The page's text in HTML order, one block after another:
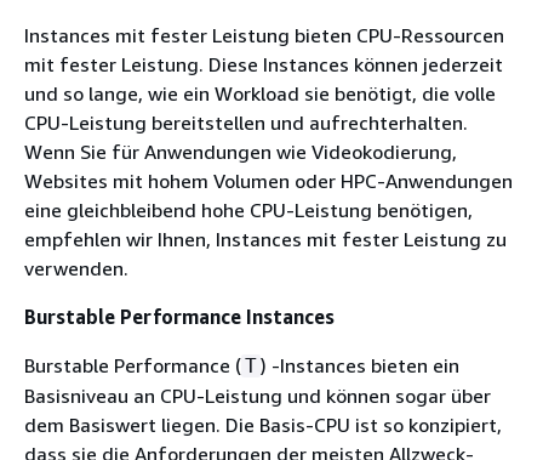
Instances mit fester Leistung bieten CPU-Ressourcen
mit fester Leistung. Diese Instances können jederzeit
und so lange, wie ein Workload sie benötigt, die volle
CPU-Leistung bereitstellen und aufrechterhalten.
Wenn Sie für Anwendungen wie Videokodierung,
Websites mit hohem Volumen oder HPC-Anwendungen
eine gleichbleibend hohe CPU-Leistung benötigen,
empfehlen wir Ihnen, Instances mit fester Leistung zu
verwenden.
Burstable Performance Instances
Burstable Performance (T) -Instances bieten ein
Basisniveau an CPU-Leistung und können sogar über
dem Basiswert liegen. Die Basis-CPU ist so konzipiert,
dass sie die Anforderungen der meisten Allzweck-